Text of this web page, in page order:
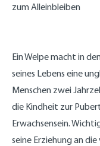
zum Alleinbleiben
Ein Welpe macht in
seines Lebens eine
Menschen zwei
die Kindheit zur
Erwachsensein.
seine Erziehung an